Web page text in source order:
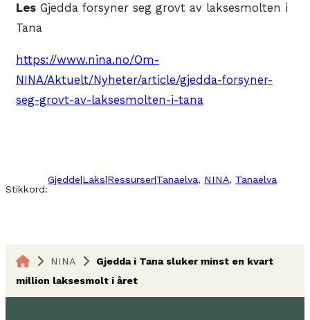
Les Gjedda forsyner seg grovt av laksesmolten i
Tana
https://www.nina.no/Om-
NINA/Aktuelt/Nyheter/article/gjedda-forsyner-
seg-grovt-av-laksesmolten-i-tana
Stikkord:
Gjedde|Laks|Ressurser|Tanaelva, NINA, Tanaelva
NINA
Gjedda i Tana sluker minst en kvart
million laksesmolt i året